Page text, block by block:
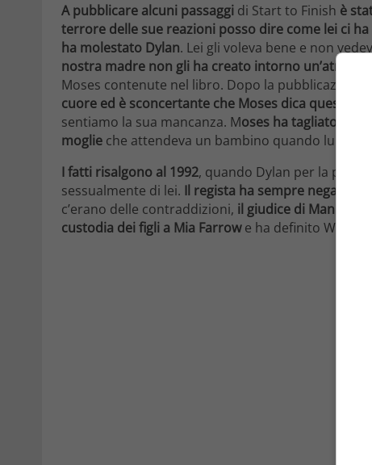
A pubblicare alcuni passaggi di Start to Finish è
terrore delle sue reazioni posso dire come lei ci
ha molestato Dylan. Lei gli voleva bene e non
nostra madre non gli ha creato intorno
Moses contenute nel libro. Dopo la pubblicazione
cuore ed è sconcertante che Moses dica questo
sentiamo la sua mancanza. Moses ha tagliato ogni
moglie che attendeva un bambino quando lui se
I fatti risalgono al 1992, quando Dylan per la priva
sessualmente di lei. Il regista ha sempre negato le
c’erano delle contraddizioni, il giudice di
custodia dei figli a Mia Farrowe ha definito Woody